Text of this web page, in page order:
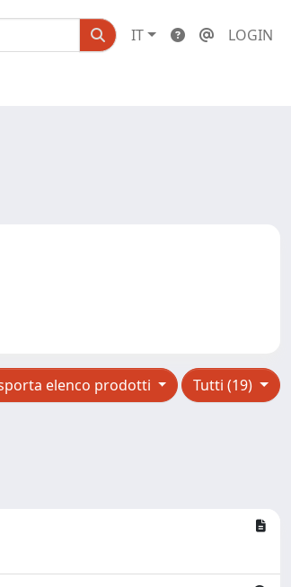
IT LOGIN
Tutti (19)
elenco prodotti